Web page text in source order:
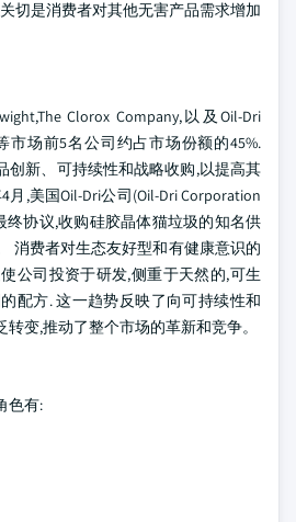
切是消费者对其他无害产品需求增加
Clorox Company,以及Oil-Dri
市场前5名公司约占市场份额的45%.
创新、可持续性和战略收购,以提高其
月,美国Oil-Dri公司(Oil-Dri Corporation
终协议,收购硅胶晶体猫垃圾的知名供
消费者对生态友好型和有健康意识的
公司投资于研发,侧重于天然的,可生
配方. 这一趋势反映了向可持续性和
变,推动了整个市场的革新和竞争。
色有: